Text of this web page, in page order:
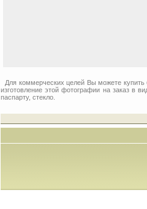
Для коммерческих целей Вы можете купить
изготовление этой фотографии на заказ в
паспарту, стекло.